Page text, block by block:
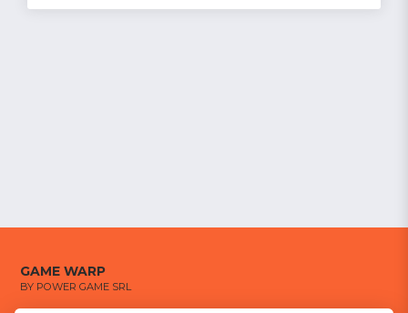
GAME WARP
BY POWER GAME SRL